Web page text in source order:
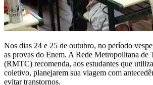
Nos dias 24 e 25 de outubro, no período
as provas do Enem. A Rede Metropolitana de
(RMTC) recomenda, aos estudantes que
coletivo, planejarem sua viagem com
evitar transtornos.